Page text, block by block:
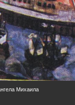
Михаила